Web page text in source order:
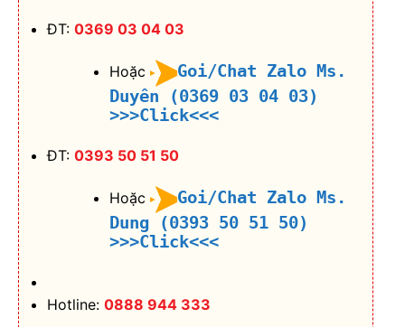
ĐT: 0369 03 04 03
Hoặc
Goi/Chat Zalo Ms.
Duyên (0369 03 04 03)
>>>Click<<<
ĐT: 0393 50 51 50
Hoặc
Goi/Chat Zalo Ms.
Dung (0393 50 51 50)
>>>Click<<<
Hotline: 0888 944 333